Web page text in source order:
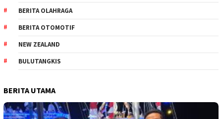
BERITA OLAHRAGA
BERITA OTOMOTIF
NEW ZEALAND
BULUTANGKIS
BERITA UTAMA